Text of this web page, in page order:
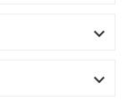

